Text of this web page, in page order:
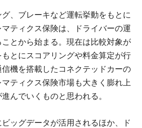
、ブレーキなど運転挙動をもとに
ティクス保険は、ドライバーの運
とから始まる。現在は比較対象が
とにスコアリングや料金算定が行
機を搭載したコネクテッドカーの
ティクス保険市場も大きく膨れ上
んでいくものと思われる。
ッグデータが活用されるほか、ド